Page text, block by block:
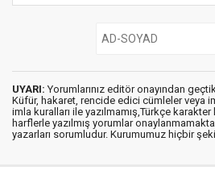
UYARI: Yorumlarınız editör onayından
Küfür, hakaret, rencide edici cümleler veya
imla kuralları ile yazılmamış,Türkçe
harflerle yazılmış yorumlar
yazarları sorumludur. Kurumumuz hiçbir